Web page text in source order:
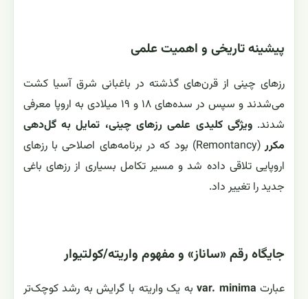
پیشینه تاریخی و اهمیت علمی
رزهای چینی از قرن‌های گذشته در باغبانی شرق آسیا کشت
می‌شدند و سپس در سده‌های ۱۸ و ۱۹ میلادی به اروپا معرفی
شدند.ویژگی کلیدی علمی رزهای چینی، تمایل به گل‌دهی
مکرر
(Remontancy) بود که در برنامه‌های اصلاحی با رزهای
اروپایی تلاقی داده شد و مسیر تکامل بسیاری از رزهای باغی
جدید را تغییر داد.
جایگاه رقم «ساناز» و مفهوم واریته/کولتیوار
عبارت var. minimaبه یک واریته با گرایش به رشد کوچک‌تر